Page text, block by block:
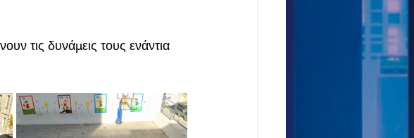
τις δυνάμεις τους ενάντια